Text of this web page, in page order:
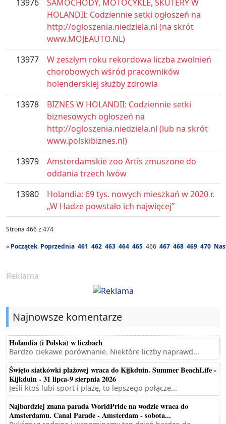
13976
SAMOCHODY, MOTOCYKLE, SKUTERY W
HOLANDII: Codziennie setki ogłoszeń na
http://ogloszenia.niedziela.nl (na skrót
www.MOJEAUTO.NL)
13977
W zeszłym roku rekordowa liczba zwolnień
chorobowych wśród pracowników
holenderskiej służby zdrowia
13978
BIZNES W HOLANDII: Codziennie setki
biznesowych ogłoszeń na
http://ogloszenia.niedziela.nl (lub na skrót
www.polskibiznes.nl)
13979
Amsterdamskie zoo Artis zmuszone do
oddania trzech lwów
13980
Holandia: 69 tys. nowych mieszkań w 2020 r.
„W Hadze powstało ich najwięcej”
Strona 466 z 474
« Początek Poprzednia 461 462 463 464 465 466 467 468 469 470
Reklama
Najnowsze komentarze
Holandia (i Polska) w liczbach
Bardzo ciekawe porównanie. Niektóre liczby naprawd...
Święto siatkówki plażowej wraca do Kijkduin. Summer BeachLife -
Kijkduin - 31 lipca-9 sierpnia 2026
Jeśli ktoś lubi sport i plażę, to lepszego połącze...
Najbardziej znana parada WorldPride na wodzie wraca do
Amsterdamu. Canal Parade - Amsterdam - sobota...